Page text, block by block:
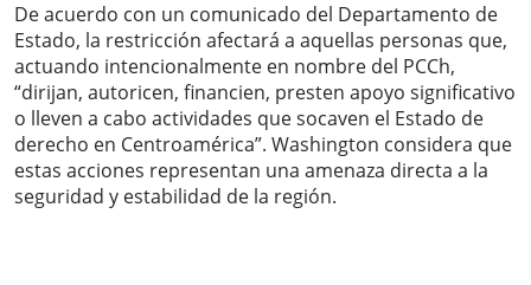
De acuerdo con un comunicado del Departamento de
Estado, la restricción afectará a aquellas personas que,
actuando intencionalmente en nombre del PCCh,
“dirijan, autoricen, financien, presten apoyo significativo
o lleven a cabo actividades que socaven el Estado de
derecho en Centroamérica”. Washington considera que
estas acciones representan una amenaza directa a la
seguridad y estabilidad de la región.